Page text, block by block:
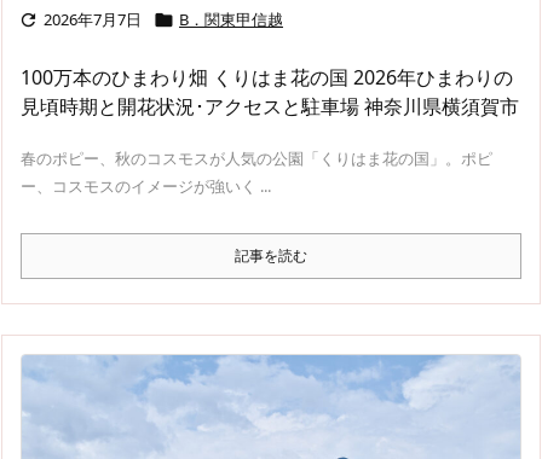
 2026年7月7日  B．関東甲信越
100万本のひまわり畑 くりはま花の国 2026年ひまわりの
見頃時期と開花状況･アクセスと駐車場 神奈川県横須賀市
春のポピー、秋のコスモスが人気の公園「くりはま花の国」。ポピ
ー、コスモスのイメージが強いく ...
記事を読む